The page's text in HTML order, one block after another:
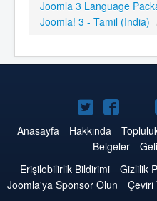
Joomla 3 Language
Joomla! 3 - Tamil (India)
Twitter'da
Joomla
Anasayfa Hakkında
Belgeler
Erişilebilirlik Bildirimi
Gizlilik
Joomla'ya Sponsor Olun
Çeviri